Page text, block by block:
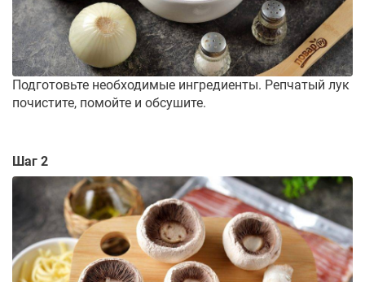
Подготовьте необходимые ингредиенты. Репчатый лук
почистите, помойте и обсушите.
Шаг 2